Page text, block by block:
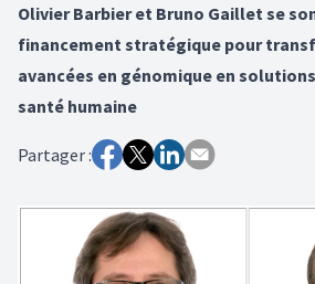
Olivier Barbier et Bruno Gaillet se
financement stratégique pour
avancées en génomique en
santé humaine
Partager :